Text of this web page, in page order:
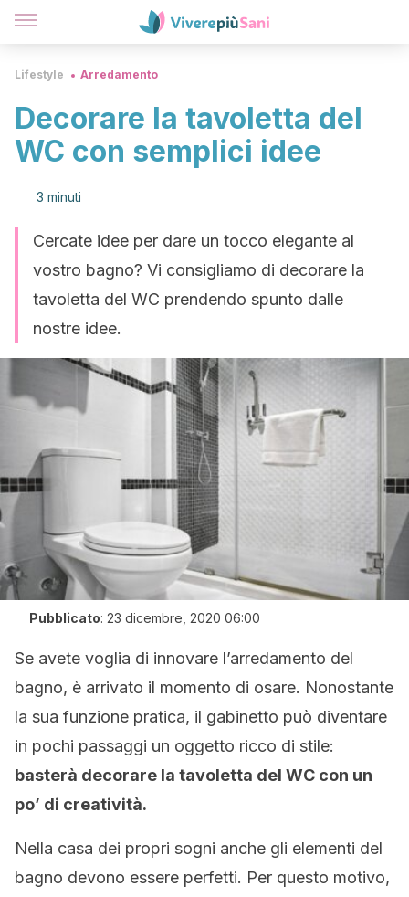
Lifestyle Arredamento
Decorare la tavoletta del
WC con semplici idee
3 minuti
Cercate idee per dare un tocco elegante al
vostro bagno? Vi consigliamo di decorare la
tavoletta del WC prendendo spunto dalle
nostre idee.
Pubblicato: 23 dicembre, 2020 06:00
Se avete voglia di innovare l’arredamento del
bagno, è arrivato il momento di osare. Nonostante
la sua funzione pratica, il gabinetto può diventare
in pochi passaggi un oggetto ricco di stile:
basterà decorare la tavoletta del WC con un
po’ di creatività.
Nella casa dei propri sogni anche gli elementi del
bagno devono essere perfetti. Per questo motivo,